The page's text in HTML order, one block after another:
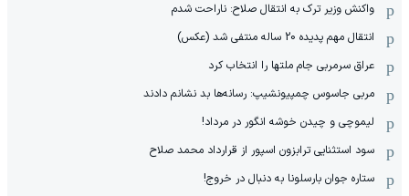
واکنش وزیر ترک به انتقال صلاح: ناراحت شدم
انتقال مهم پدیده 20 ساله منتفی شد (عکس)
عراق سرمربی جام ملتها را انتخاب کرد
مربی جاسوس چمپیونشیپ: رسانه‌ها بد نشانم دادند
لیموچی و چیدن خوشه انگور در مرداد!
سود استثنایی ترابزون اسپور از قرارداد محمد صلاح
ستاره جوان بارسلونا به دنبال در خروج!